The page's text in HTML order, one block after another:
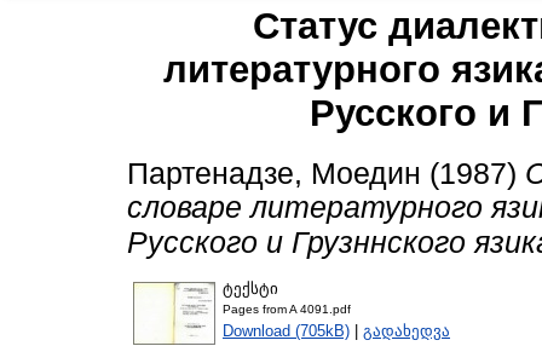
Статус
литературного
Русского и
Партенадзе, Моедин (1987)
словаре литературного
Русского и Грузннского
ტექსტი
Pages from A 4091.pdf
Download (705kB) | გადახედვა